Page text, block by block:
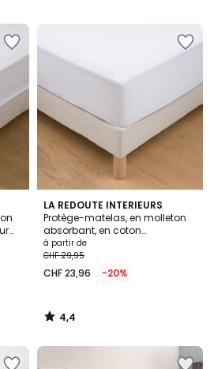
LA REDOUTE INTERIEURS
Protège-matelas, en molleton
absorbant, en coton
imperméable, hauteur maxi 22
cm
à partir de
CHF 29,95
CHF 23,96 -20%
4,4
/ 5
4,4
/